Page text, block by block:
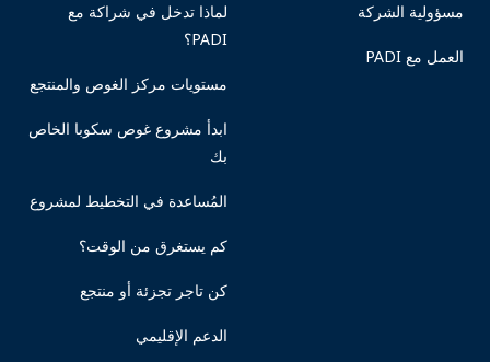
مسؤولية الشركة
العمل مع PADI
لماذا تدخل في شراكة مع
PADI؟
مستويات مركز الغوص والمنتجع
ابدأ مشروع غوص سكوبا الخاص
بك
المُساعدة في التخطيط لمشروع
كم يستغرق من الوقت؟
كن تاجر تجزئة أو منتجع
الدعم الإقليمي